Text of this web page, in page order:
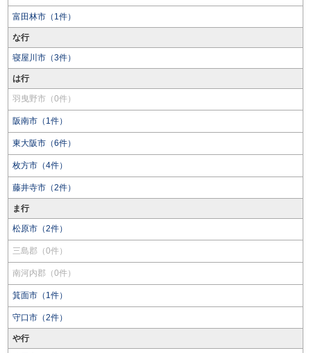
富田林市（1件）
な行
寝屋川市（3件）
は行
羽曳野市（0件）
阪南市（1件）
東大阪市（6件）
枚方市（4件）
藤井寺市（2件）
ま行
松原市（2件）
三島郡（0件）
南河内郡（0件）
箕面市（1件）
守口市（2件）
や行